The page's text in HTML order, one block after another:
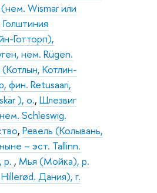
Wismar или
Голштиния
Готторп),
нем. Rügen.
(Котлын, Котлин-
фин. Retusaari,
), о., Шлезвиг
Schleswig.
, Ревель (Колывань,
– эст. Tallinn.
р. , Мья (Мойка), р.
Дания), г.